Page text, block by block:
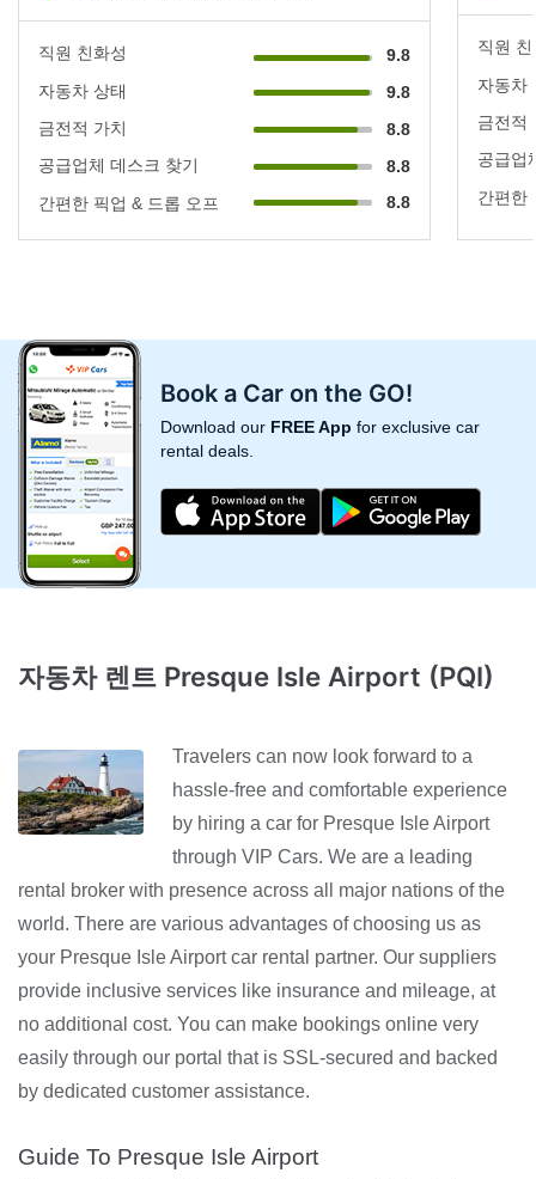
직원 친화성
9.8
자동차 상태
9.8
금전적 가치
8.8
공급업체 데스크 찾기
8.8
간편한 픽업 & 드롭 오프
8.8
직원
자동차
금전적
공급업
간편한
Book a Car on the GO!
Download our FREE App for exclusive car
rental deals.
자동차 렌트 Presque Isle Airport (PQI)
Travelers can now look forward to a
hassle-free and comfortable experience
by hiring a car for Presque Isle Airport
through VIP Cars. We are a leading
rental broker with presence across all major nations of the
world. There are various advantages of choosing us as
your Presque Isle Airport car rental partner. Our suppliers
provide inclusive services like insurance and mileage, at
no additional cost. You can make bookings online very
easily through our portal that is SSL-secured and backed
by dedicated customer assistance.
Guide To Presque Isle Airport